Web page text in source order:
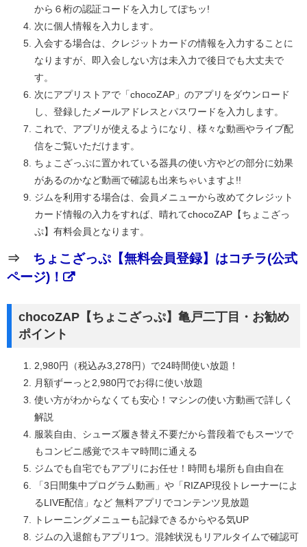
から６桁の認証コードを入力してぽちッ!
次に個人情報を入力します。
入会する場合は、クレジットカードの情報を入力することに
なりますが、即入会しない方は未入力で後日でも大丈夫で
す。
次にアプリストアで「chocoZAP」のアプリをダウンロード
し、登録したメールアドレスとパスワードを入力します。
これで、アプリが使えるようになり、様々な動画やライブ配
信をご覧いただけます。
ちょこざっぷに置かれている器具の使い方やどの部分に効果
があるのかなど動画で確認も出来ちゃいますよ!!
ジムを利用する場合は、会員メニューから改めてクレジット
カード情報の入力をすれば、晴れてchocoZAP【ちょこざっ
ぷ】有料会員となります。
⇒ ちょこざっぷ【無料会員登録】はコチラ(公式
ページ)！
chocoZAP【ちょこざっぷ】亀戸二丁目・お勧め
ポイント
2,980円（税込み3,278円）で24時間使い放題！
月額ずーっと2,980円でお得に使い放題
使い方がわからなくても安心！マシンの使い方動画で詳しく
解説
服装自由、シューズ履き替え不要だから普段着でもスーツで
もコンビニ感覚でスキマ時間に通える
ジムでも自宅でもアプリにお任せ！時間も場所も自由自在
「3日間集中プログラム動画」や「RIZAP現役トレーナーによ
るLIVE配信」など 無料アプリでコンテンツ見放題
トレーニングメニューも記録できるからやる気UP
ジムの入退館もアプリ1つ。混雑状況もリアルタイムで確認可